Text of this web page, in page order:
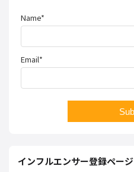
Name*
Email*
インフルエンサー登録ページ